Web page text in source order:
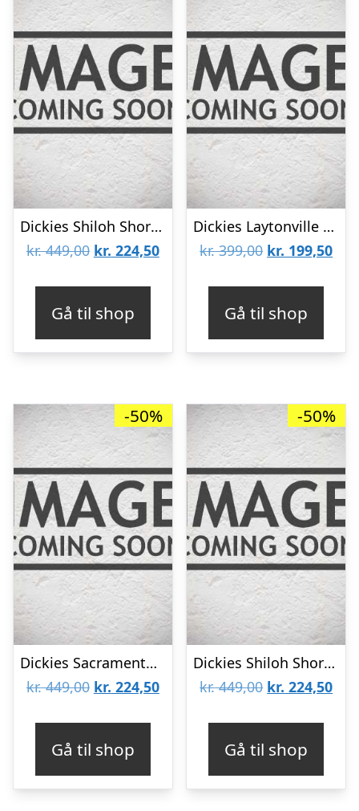
Dickies Shiloh Short Sleeve Shirt Violet
kr.449,00 Den
kr. 449,00.
kr. 224,50Den
kr. 224,50.
Gå til shop
Dickies Laytonville Long Sleeve Shirt Blue
kr.399,00 Den
kr. 399,00.
kr. 199,50Den
kr.
Gå til shop
-50%
Dickies Sacramento Shirt Black
kr.449,00 Den
kr. 449,00.
kr. 224,50Den
kr. 224,50.
Gå til shop
-50%
Dickies Shiloh Short Sleeve Shirt Black
kr.449,00 Den
kr. 449,00.
kr. 224,50Den
kr.
Gå til shop